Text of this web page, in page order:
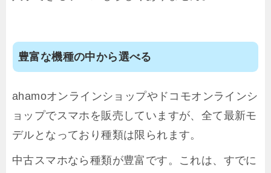
豊富な機種の中から選べる
ahamoオンラインショップやドコモオンラインシ
ョップでスマホを販売していますが、全て最新モ
デルとなっており種類は限られます。
中古スマホなら種類が豊富です。これは、すでに